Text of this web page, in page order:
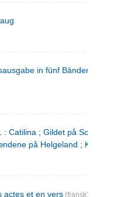
in fünf Bänden
Catilina ; Gildet på Solhaug ; Fru
på Helgeland ;
actes et en vers (fransk)